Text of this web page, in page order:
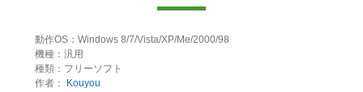
動作OS：Windows 8/7/Vista/XP/Me/2000/98
機種：汎用
種類：フリーソフト
作者：
Kouyou